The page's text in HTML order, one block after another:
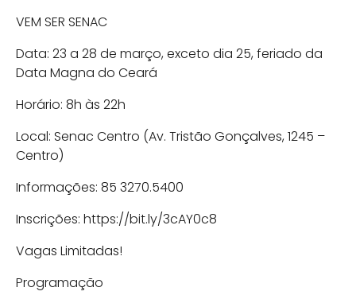
VEM SER SENAC
Data: 23 a 28 de março, exceto dia 25, feriado da
Data Magna do Ceará
Horário: 8h às 22h
Local: Senac Centro (Av. Tristão Gonçalves, 1245 –
Centro)
Informações: 85 3270.5400
Inscrições: https://bit.ly/3cAY0c8
Vagas Limitadas!
Programação